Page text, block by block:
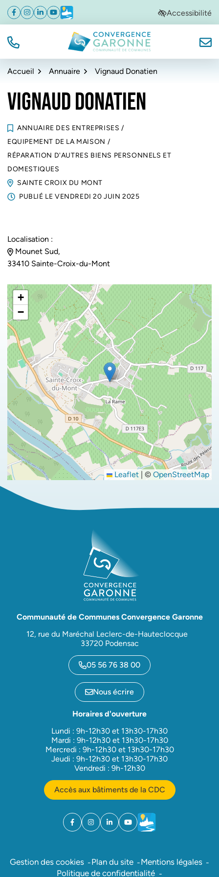
Aller
navigation
Aller
au
Aller
au
de
Facebook
(ouverture dans un nouvel onglet)
Instagram
(ouverture dans un nouvel onglet)
Linkedin
(ouverture dans un nouvel onglet)
YouTube
(ouverture dans un nouvel onglet)
Météo
(ouverture dans un nouvel onglet)Accessibilité
TÉL. Convergence Garonne
Accueil Annuaire Vignaud Donatien
VIGNAUD DONATIEN
ANNUAIRE DES ENTREPRISES /
EQUIPEMENT DE LA MAISON /
RÉPARATION D'AUTRES BIENS PERSONNELS ET
DOMESTIQUES
SAINTE CROIX DU MONT
PUBLIÉ LE VENDREDI 20 JUIN 2025
Localisation :
Mounet Sud,
33410 Sainte-Croix-du-Mont
+
−
Leaflet | © OpenStreetMap
Communauté de Communes Convergence Garonne
12, rue du Maréchal Leclerc-de-Hauteclocque
33720 Podensac
05 56 76 38 00
Nous écrire
Horaires d'ouverture
Lundi : 9h-12h30 et 13h30-17h30
Mardi : 9h-12h30 et 13h30-17h30
Mercredi : 9h-12h30 et 13h30-17h30
Jeudi : 9h-12h30 et 13h30-17h30
Vendredi : 9h-12h30
Accès aux bâtiments de la CDC
Facebook
(ouverture dans un nouvel onglet)
Instagram
(ouverture dans un nouvel onglet)
Linkedin
(ouverture dans un nouvel onglet)
YouTube
(ouverture dans un nouvel
Météo
(ouverture dans un
Gestion des cookies Plan du site
Mentions légales
Politique de confidentialité